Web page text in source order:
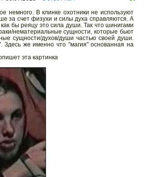
немного. В клинке охотники не используют
за счет физухи и силы духа справляются. А
как бы реяцу это сила души. Так что шинигами
нематериальные сущности, которые бьют
сущности/духов/души частью своей души.
Здесь же именно что "магия" основанная на
эта картинка